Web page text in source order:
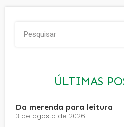
ÚLTIMAS
Da merenda para leitura
3 de agosto de 2026